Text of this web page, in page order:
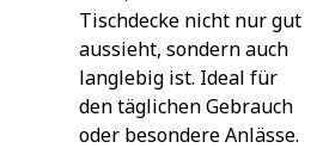
Tischdecke nicht nur gut
aussieht, sondern auch
langlebig ist. Ideal für
den täglichen Gebrauch
oder besondere Anlässe.